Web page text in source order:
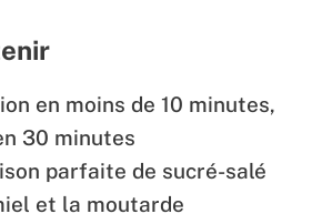
en moins de 10 minutes,
30 minutes
parfaite de sucré-salé
et la moutarde